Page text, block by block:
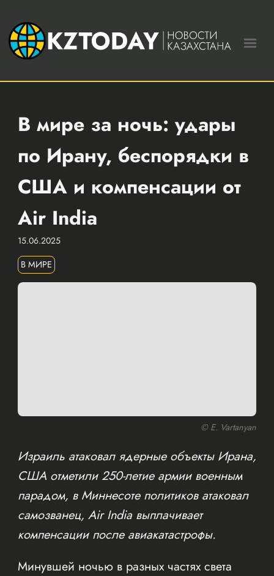
В мире за ночь: удары
по Ирану, беспорядки в
США и компенсации от
Air India
15.06.2025
В МИРЕ
© E. Vartanyan
Израиль атаковал ядерные объекты Ирана,
США отметили 250-летие армии военным
парадом, в Миннесоте политиков атаковал
самозванец, Air India выплачивает
компенсации после авиакатастрофы.
Минувшей ночью в разных частях света